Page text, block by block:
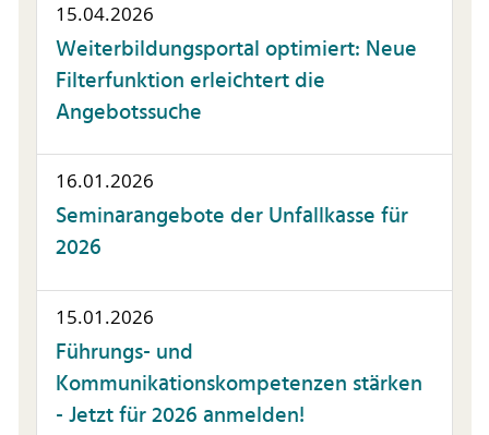
15.04.2026
Weiterbildungsportal optimiert: Neue
Filterfunktion erleichtert die
Angebotssuche
16.01.2026
Seminarangebote der Unfallkasse für
2026
15.01.2026
Führungs- und
Kommunikationskompetenzen stärken
- Jetzt für 2026 anmelden!